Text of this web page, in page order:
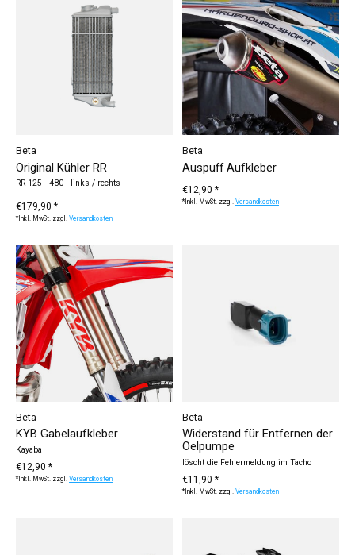
Beta
Original Kühler RR
RR 125 - 480 | links / rechts
€179,90 *
*Inkl. MwSt. zzgl.Versandkosten
Beta
Auspuff Aufkleber
€12,90 *
*Inkl. MwSt. zzgl.Versandkosten
Beta
KYB Gabelaufkleber
Kayaba
€12,90 *
*Inkl. MwSt. zzgl.Versandkosten
Beta
Widerstand für Entfernen der
Oelpumpe
löscht die Fehlermeldung im Tacho
€11,90 *
*Inkl. MwSt. zzgl.Versandkosten